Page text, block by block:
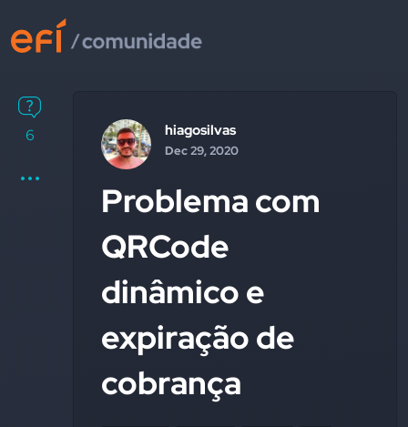
6 hiagosilvas
Dec 29, 2020
Problema com
QRCode
dinâmico e
expiração de
cobrança